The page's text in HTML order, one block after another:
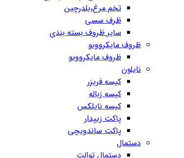
تخم مرغ،بلدرچین
ظرف سسی
سایر ظروف بسته بندی
ظروف مایکروویو
ظروف مایکروویو
نایلون
کیسه فریزر
کیسه زباله
کیسه نایلکس
پاکت زیپدار
پاکت ساندویچی
دستمال
دستمال توالت